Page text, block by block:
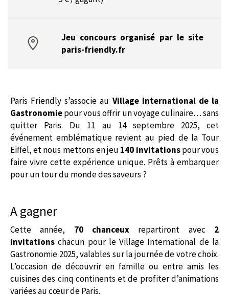
Jeu concours organisé par le site
paris-friendly.fr
Paris Friendly s’associe au Village International de la
Gastronomiepour vous offrir un voyage culinaire… sans
quitter Paris. Du 11 au 14 septembre 2025, cet
événement emblématique revient au pied de la Tour
Eiffel, et nous mettons en jeu 140 invitationspour vous
faire vivre cette expérience unique. Prêts à embarquer
pour un tour du monde des saveurs ?
A gagner
Cette année, 70 chanceux repartiront avec 2
invitations chacun pour le Village International de la
Gastronomie 2025, valables sur la journée de votre choix.
L’occasion de découvrir en famille ou entre amis les
cuisines des cinq continents et de profiter d’animations
variées au cœur de Paris.